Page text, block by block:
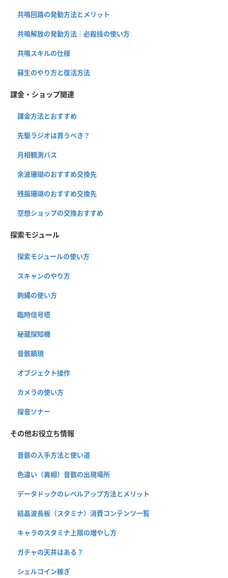
共鳴回路の発動方法とメリット
共鳴解放の発動方法｜必殺技の使い方
共鳴スキルの仕様
蘇生のやり方と復活方法
課金・ショップ関連
課金方法とおすすめ
先駆ラジオは買うべき？
月相観測パス
余波珊瑚のおすすめ交換先
残振珊瑚のおすすめ交換先
空想ショップの交換おすすめ
探索モジュール
探索モジュールの使い方
スキャンのやり方
鉤縄の使い方
臨時信号塔
秘蔵探知機
音骸顕現
オブジェクト操作
カメラの使い方
探音ソナー
その他お役立ち情報
音骸の入手方法と使い道
色違い（異相）音骸の出現場所
データドックのレベルアップ方法とメリット
結晶波長板（スタミナ）消費コンテンツ一覧
キャラのスタミナ上限の増やし方
ガチャの天井はある？
シェルコイン稼ぎ